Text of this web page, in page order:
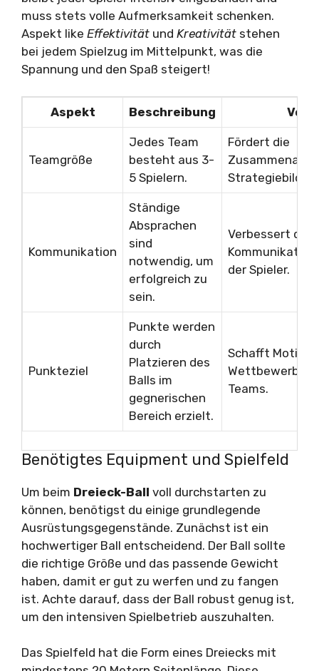
muss stets volle Aufmerksamkeit schenken.
Aspekt like Effektivität und Kreativität stehen
bei jedem Spielzug im Mittelpunkt, was die
Spannung und den Spaß steigert!
Aspekt Beschreibung
Teamgröße
Jedes Team
besteht aus 3-
5 Spielern.
Fördert die
Kommunikation
Ständige
Absprachen
sind
notwendig, um
erfolgreich zu
sein.
Verbessert die
der Spieler.
Punkteziel
Punkte werden
durch
Platzieren des
Balls im
gegnerischen
Bereich erzielt.
Schafft
Wettbewerb
Teams.
Benötigtes Equipment und Spielfeld
Um beim Dreieck-Ball voll durchstarten zu
können, benötigst du einige grundlegende
Ausrüstungsgegenstände. Zunächst ist ein
hochwertiger Ball entscheidend. Der Ball sollte
die richtige Größe und das passende Gewicht
haben, damit er gut zu werfen und zu fangen
ist. Achte darauf, dass der Ball robust genug ist,
um den intensiven Spielbetrieb auszuhalten.
Das Spielfeld hat die Form eines Dreiecks mit